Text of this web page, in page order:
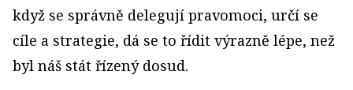
když se správně delegují pravomoci, určí se
cíle a strategie, dá se to řídit výrazně lépe, než
byl náš stát řízený dosud.